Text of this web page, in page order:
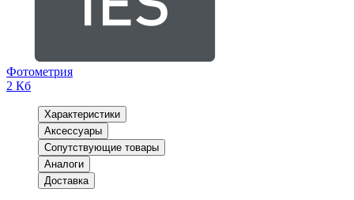
Фотометрия
2 Кб
Характеристики
Аксессуары
Сопутствующие товары
Аналоги
Доставка